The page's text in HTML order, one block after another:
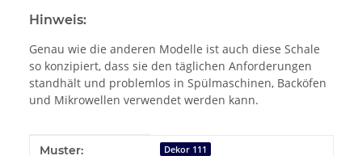
Hinweis:
Genau wie die anderen Modelle ist auch diese Schale
so konzipiert, dass sie den täglichen Anforderungen
standhält und problemlos in Spülmaschinen, Backöfen
und Mikrowellen verwendet werden kann.
Produkteigenschaft
Wert
Muster: Dekor 111